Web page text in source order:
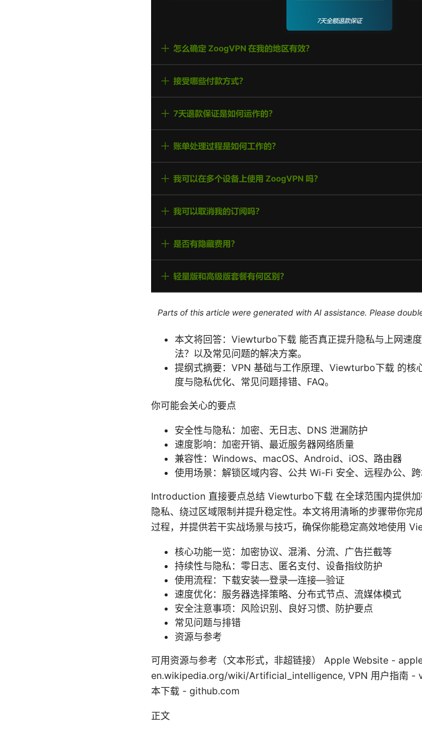
Parts of this article were generated with AI assistance. Please
本文将回答：Viewturbo下载 能否真正提升隐私与上网速
法？以及常见问题的解决方案。
提纲式摘要：VPN 基础与工作原理、Viewturbo下载 的核
度与隐私优化、常见问题排错、FAQ。
你可能会关心的要点
安全性与隐私：加密、无日志、DNS 泄漏防护
速度影响：加密开销、最近服务器网络质量
兼容性：Windows、macOS、Android、iOS、路由器
使用场景：解锁区域内容、公共 Wi-Fi 安全、远程办公、
Introduction 直接要点总结 Viewturbo下载 在全球范围内提供
隐私、绕过区域限制并提升稳定性。本文将用清晰的步骤带你
过程，并提供若干实战场景与技巧，确保你能稳定高效地使用
核心功能一览：加密协议、混淆、分流、广告拦截等
持续性与隐私：零日志、匿名支付、设备指纹防护
使用流程：下载安装—登录—连接—验证
速度优化：服务器选择策略、分布式节点、流媒体模式
安全注意事项：风险识别、良好习惯、防护要点
常见问题与排错
资源与参考
可用资源与参考（文本形式，非超链接） Apple Website -
en.wikipedia.org/wiki/Artificial_intelligence, VPN 用户指南 -
本下载 - github.com
正文